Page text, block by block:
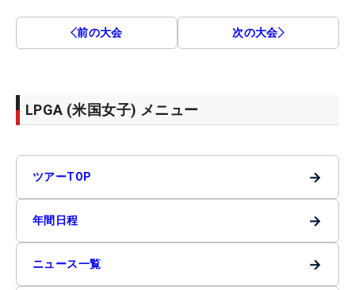
前の大会 次の大会
LPGA (米国女子) メニュー
ツアーTOP →
年間日程 →
ニュース一覧 →